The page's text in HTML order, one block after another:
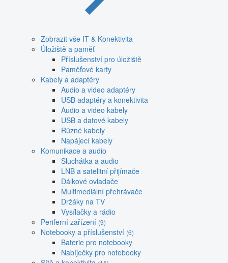
Zobrazit vše IT & Konektivita
Úložiště a paměť
Příslušenství pro úložiště
Paměťové karty
Kabely a adaptéry
Audio a video adaptéry
USB adaptéry a konektivita
Audio a video kabely
USB a datové kabely
Různé kabely
Napájecí kabely
Komunikace a audio
Sluchátka a audio
LNB a satelitní přijímače
Dálkové ovladače
Multimediální přehrávače
Držáky na TV
Vysílačky a rádio
Periferní zařízení (9)
Notebooky a příslušenství (6)
Baterie pro notebooky
Nabíječky pro notebooky